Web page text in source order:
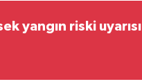
yangın riski uyarısı